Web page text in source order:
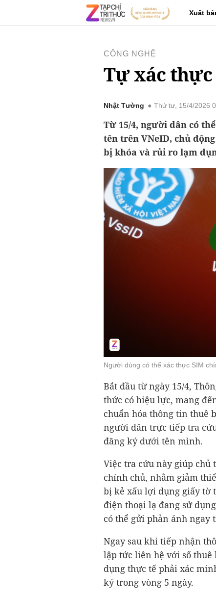
Xuất
CÔNG NGHỆ
Tự xác thực
Nhật Tường Thứ tư, 15/4/2026
Từ 15/4, người dân có
tên trên VNeID, chủ
bị khóa và rủi ro lạm
Người dùng có thể xác thực SIM
Bắt đầu từ ngày 15/4,
thức có hiệu lực, mang
chuẩn hóa thông tin thuê
người dân trực tiếp tra
đăng ký dưới tên mình.
Việc tra cứu này giúp chủ
chính chủ, nhằm giảm
bị kẻ xấu lợi dụng giấy tờ
điện thoại lạ đang sử
có thể gửi phản ánh ngay
Ngay sau khi tiếp nhận
lập tức liên hệ với số thuê
dụng thực tế phải xác
ký trong vòng 5 ngày.